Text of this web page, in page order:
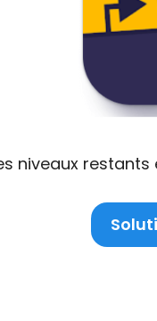
niveaux restants